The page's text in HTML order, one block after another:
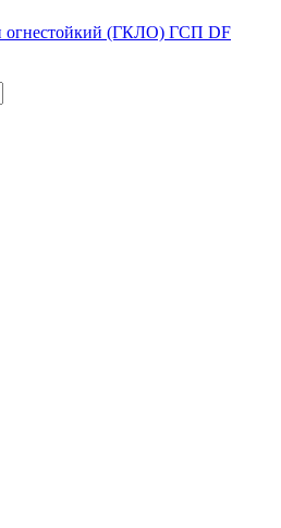
огнестойкий (ГКЛО) ГСП DF